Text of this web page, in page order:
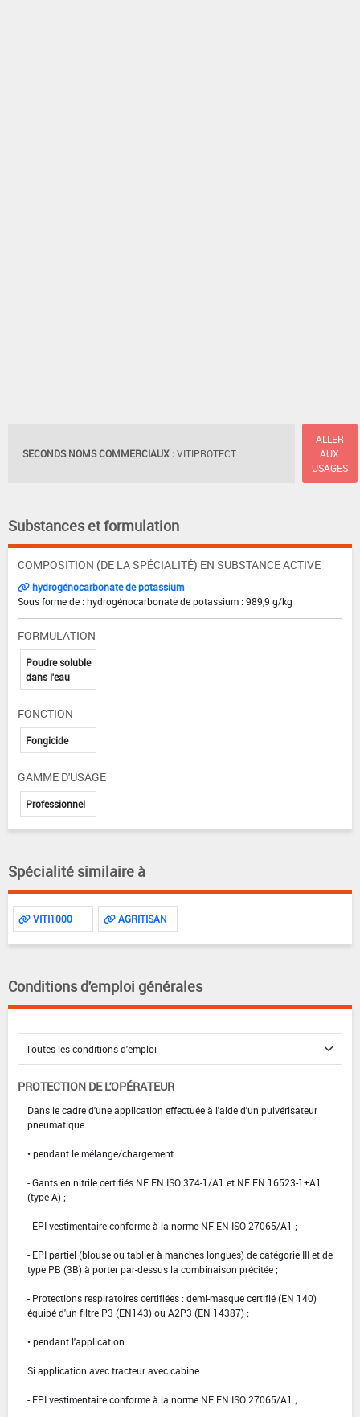
SECONDS NOMS COMMERCIAUX :VITIPROTECT
ALLER
AUX
USAGES
Substances et formulation
COMPOSITION (DE LA SPÉCIALITÉ) EN SUBSTANCE ACTIVE
hydrogénocarbonate de potassium
Sous forme de : hydrogénocarbonate de potassium : 989,9 g/kg
FORMULATION
Poudre soluble
dans l'eau
FONCTION
Fongicide
GAMME D'USAGE
Professionnel
Spécialité similaire à
VITI1000 AGRITISAN
Conditions d'emploi générales
PROTECTION DE L'OPÉRATEUR
Dans le cadre d'une application effectuée à l'aide d'un pulvérisateur
pneumatique
• pendant le mélange/chargement
- Gants en nitrile certifiés NF EN ISO 374-1/A1 et NF EN 16523-1+A1
(type A) ;
- EPI vestimentaire conforme à la norme NF EN ISO 27065/A1 ;
- EPI partiel (blouse ou tablier à manches longues) de catégorie III et de
type PB (3B) à porter par-dessus la combinaison précitée ;
- Protections respiratoires certifiées : demi-masque certifié (EN 140)
équipé d'un filtre P3 (EN143) ou A2P3 (EN 14387) ;
• pendant l'application
Si application avec tracteur avec cabine
- EPI vestimentaire conforme à la norme NF EN ISO 27065/A1 ;